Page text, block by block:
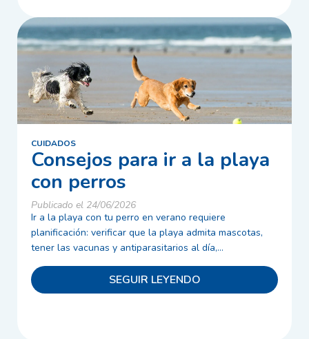
CUIDADOS
Consejos para ir a la playa
con perros
Publicado el 24/06/2026
Ir a la playa con tu perro en verano requiere
planificación: verificar que la playa admita mascotas,
tener las vacunas y antiparasitarios al día,...
SEGUIR LEYENDO